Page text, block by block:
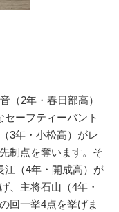
（2年・春日部高）
ーフティーバント
3年・小松高）がレ
制点を奪います。そ
江（4年・開成高）が
、主将石山（4年・
回一挙4点を挙げま